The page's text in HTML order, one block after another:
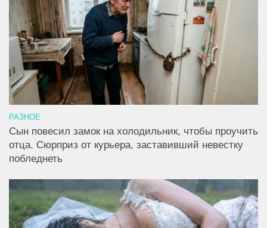
РАЗНОЕ
Сын повесил замок на холодильник, чтобы проучить
отца. Сюрприз от курьера, заставивший невестку
побледнеть